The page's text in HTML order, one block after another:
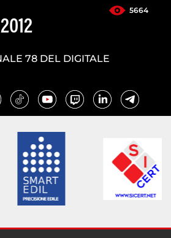
5664
78 DEL DIGITALE